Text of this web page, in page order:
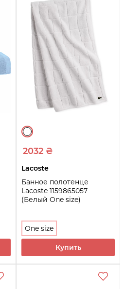
2032 ₴
Lacoste
Банное полотенце
Lacoste 1159865057
(Белый One size)
One size
Купить